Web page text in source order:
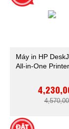
Máy in HP
All-in-One